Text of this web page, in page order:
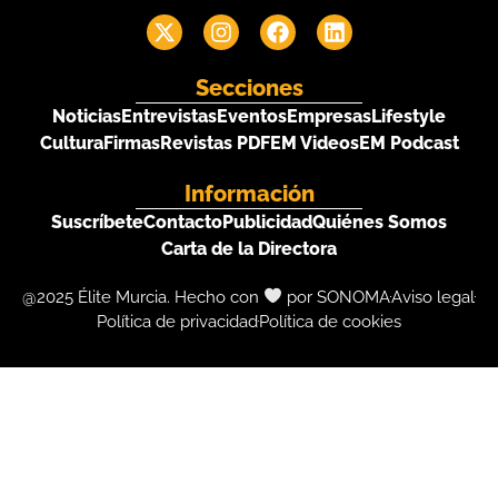
Secciones
NoticiasEntrevistasEventosEmpresasLifestyle
CulturaFirmasRevistas PDFEM VideosEM Podcast
Información
SuscríbeteContactoPublicidadQuiénes Somos
Carta de la Directora
@2025 Élite Murcia. Hecho con por SONOMAAviso legal
Política de privacidadPolítica de cookies